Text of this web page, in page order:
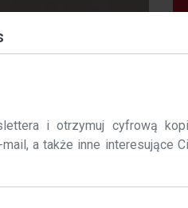
r.
cookie, aby poprawić
Niniejsza polityka określa,
cookie na polska-
i otrzymuj cyfrową
a także inne interesujące